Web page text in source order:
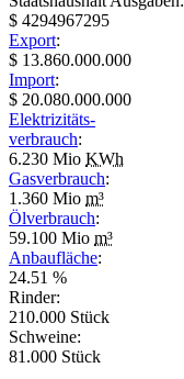
$ 4294967295
Export:
$ 13.860.000.000
Import:
$ 20.080.000.000
Elektrizitäts-
verbrauch:
6.230 Mio KWh
Gasverbrauch:
1.360 Mio m³
Ölverbrauch:
59.100 Mio m³
Anbaufläche:
24.51 %
Rinder:
210.000 Stück
Schweine:
81.000 Stück